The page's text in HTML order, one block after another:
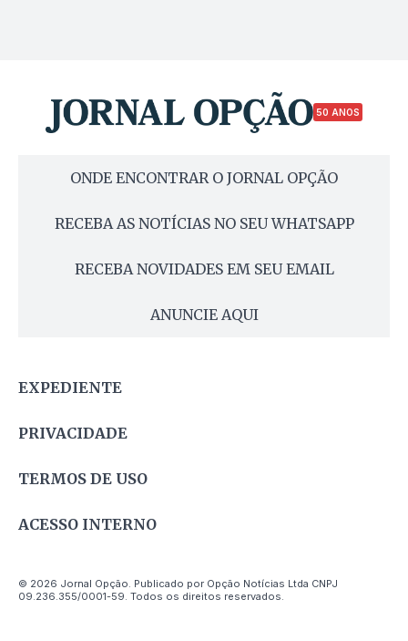
50 ANOS
ONDE ENCONTRAR O JORNAL OPÇÃO
RECEBA AS NOTÍCIAS NO SEU WHATSAPP
RECEBA NOVIDADES EM SEU EMAIL
ANUNCIE AQUI
EXPEDIENTE
PRIVACIDADE
TERMOS DE USO
ACESSO INTERNO
© 2026 Jornal Opção. Publicado por Opção Notícias Ltda CNPJ
09.236.355/0001-59. Todos os direitos reservados.